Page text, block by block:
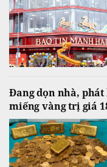
Đang dọn nhà, phát
miếng vàng trị giá